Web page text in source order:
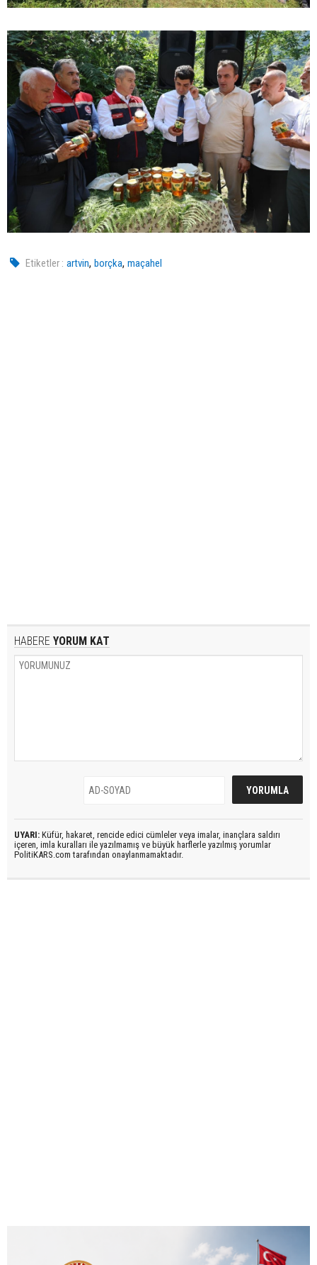
Etiketler : artvin,borçka,maçahel
HABERE YORUM KAT
UYARI: Küfür, hakaret, rencide edici cümleler veya imalar, inançlara saldırı
içeren, imla kuralları ile yazılmamış ve büyük harflerle yazılmış yorumlar
PolitiKARS.com tarafından onaylanmamaktadır.